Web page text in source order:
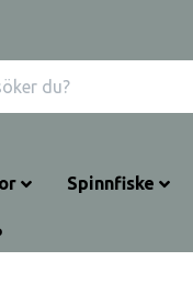
Spinnfiske